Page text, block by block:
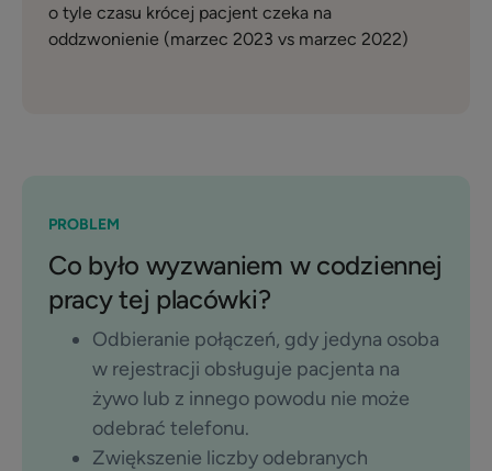
o tyle czasu krócej pacjent czeka na
oddzwonienie (marzec 2023 vs marzec 2022)
PROBLEM
Co było wyzwaniem w codziennej
pracy tej placówki?
Odbieranie połączeń, gdy jedyna osoba
w rejestracji obsługuje pacjenta na
żywo lub z innego powodu nie może
odebrać telefonu.
Zwiększenie liczby odebranych